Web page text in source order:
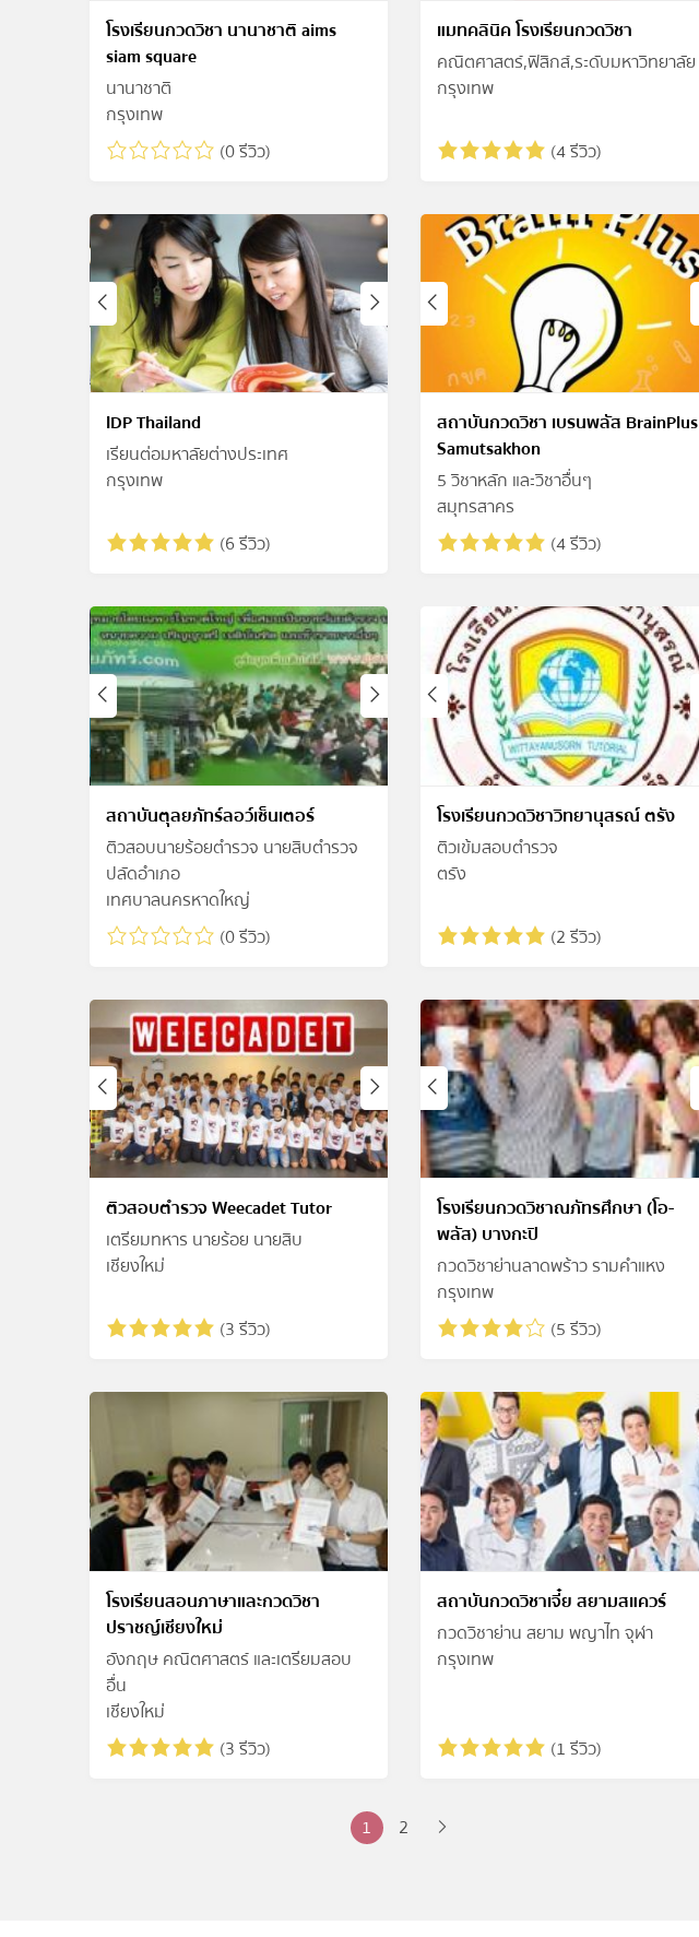
โรงเรียนกวดวิชา นานาชาติ aims
siam square
นานาชาติ
กรุงเทพ
(0 รีวิว)
แมทคลินิค โรงเรียนกวดวิชา
คณิตศาสตร์,ฟิสิกส์,ระดับมหาวิทยาลัย
กรุงเทพ
(4 รีวิว)
IDP Thailand
เรียนต่อมหาลัยต่างประเทศ
กรุงเทพ
(6 รีวิว)
สถาบันกวดวิชา เบรนพลัส BrainPlus
Samutsakhon
5 วิชาหลัก และวิชาอื่นๆ
สมุทรสาคร
(4 รีวิว)
สถาบันตุลยภัทร์ลอว์เซ็นเตอร์
ติวสอบนายร้อยตำรวจ นายสิบตำรวจ
ปลัดอำเภอ
เทศบาลนครหาดใหญ่
(0 รีวิว)
โรงเรียนกวดวิชาวิทยานุสรณ์ ตรัง
ติวเข้มสอบตำรวจ
ตรัง
(2 รีวิว)
ติวสอบตำรวจ Weecadet Tutor
เตรียมทหาร นายร้อย นายสิบ
เชียงใหม่
(3 รีวิว)
โรงเรียนกวดวิชาณภัทรศึกษา (โอ-
พลัส) บางกะปิ
กวดวิชาย่านลาดพร้าว รามคำแหง
กรุงเทพ
(5 รีวิว)
โรงเรียนสอนภาษาและกวดวิชา
ปราชญ์เชียงใหม่
อังกฤษ คณิตศาสตร์ และเตรียมสอบ
อื่น
เชียงใหม่
(3 รีวิว)
สถาบันกวดวิชาเจี๋ย สยามสแควร์
กวดวิชาย่าน สยาม พญาไท จุฬา
กรุงเทพ
(1 รีวิว)
1 2